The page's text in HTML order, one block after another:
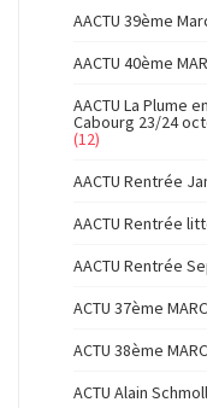
AACTU 39ème
AACTU 40ème
AACTU La Plume
Cabourg 23/24
(12)
AACTU Rentrée
AACTU Rentrée
AACTU Rentrée
ACTU 37ème
ACTU 38ème
ACTU Alain Schmoll